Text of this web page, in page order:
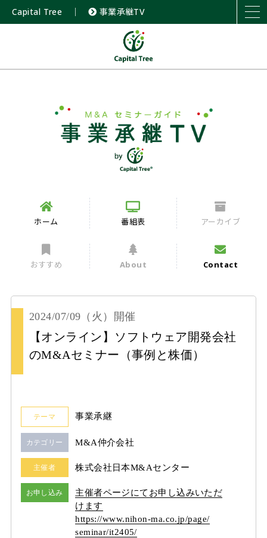
Capital Tree ｜ 事業承継TV
ホーム 番組表 アーカイブ
おすすめ About Contact
2024/07/09 （火） 開催
【オンライン】ソフトウェア開発会社
のM&Aセミナー（事例と株価）
カテゴリー M&A仲介会社
テーマ 事業承継
主催者 株式会社日本M&Aセンター
お申し込み
主催者ページにてお申し込みいただ
けます
https://www.nihon-ma.co.jp/page/
seminar/it2405/